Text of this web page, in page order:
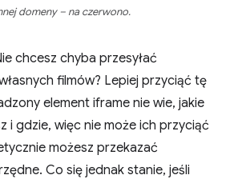
domeny – na czerwono.
chcesz chyba przesyłać
filmów? Lepiej przyciąć tę
element iframe nie wie, jakie
i gdzie, więc nie może ich przyciąć
możesz przekazać
Co się jednak stanie, jeśli